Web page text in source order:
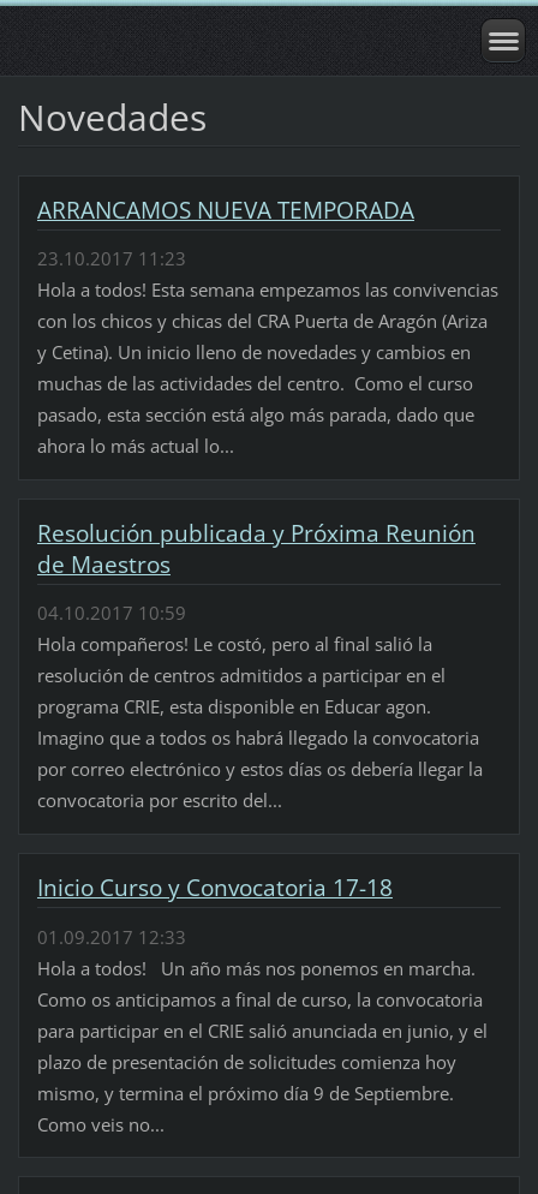
Novedades
ARRANCAMOS NUEVA TEMPORADA
23.10.2017 11:23
Hola a todos! Esta semana empezamos las convivencias
con los chicos y chicas del CRA Puerta de Aragón (Ariza
y Cetina). Un inicio lleno de novedades y cambios en
muchas de las actividades del centro. Como el curso
pasado, esta sección está algo más parada, dado que
ahora lo más actual lo...
Resolución publicada y Próxima Reunión
de Maestros
04.10.2017 10:59
Hola compañeros! Le costó, pero al final salió la
resolución de centros admitidos a participar en el
programa CRIE, esta disponible en Educar agon.
Imagino que a todos os habrá llegado la convocatoria
por correo electrónico y estos días os debería llegar la
convocatoria por escrito del...
Inicio Curso y Convocatoria 17-18
01.09.2017 12:33
Hola a todos! Un año más nos ponemos en marcha.
Como os anticipamos a final de curso, la convocatoria
para participar en el CRIE salió anunciada en junio, y el
plazo de presentación de solicitudes comienza hoy
mismo, y termina el próximo día 9 de Septiembre.
Como veis no...